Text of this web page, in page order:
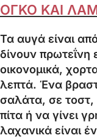
ΟΓΚΟ ΚΑΙ
Τα αυγά είναι
δίνουν πρωτεΐνη
οικονομικά,
λεπτά. Ένα
σαλάτα, σε τοστ,
πίτα ή να γίνει
λαχανικά είναι